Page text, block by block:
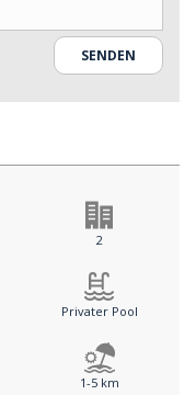
2
Privater Pool
1-5 km